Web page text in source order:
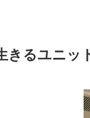
きるユニッ